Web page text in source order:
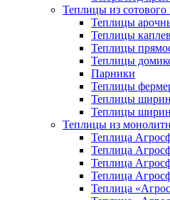
Теплицы из сотового
Теплицы
Теплицы
Теплицы
Теплицы
Парники
Теплицы
Теплицы
Теплицы
Теплицы из
Теплица
Теплица
Теплица
Теплица
Теплица